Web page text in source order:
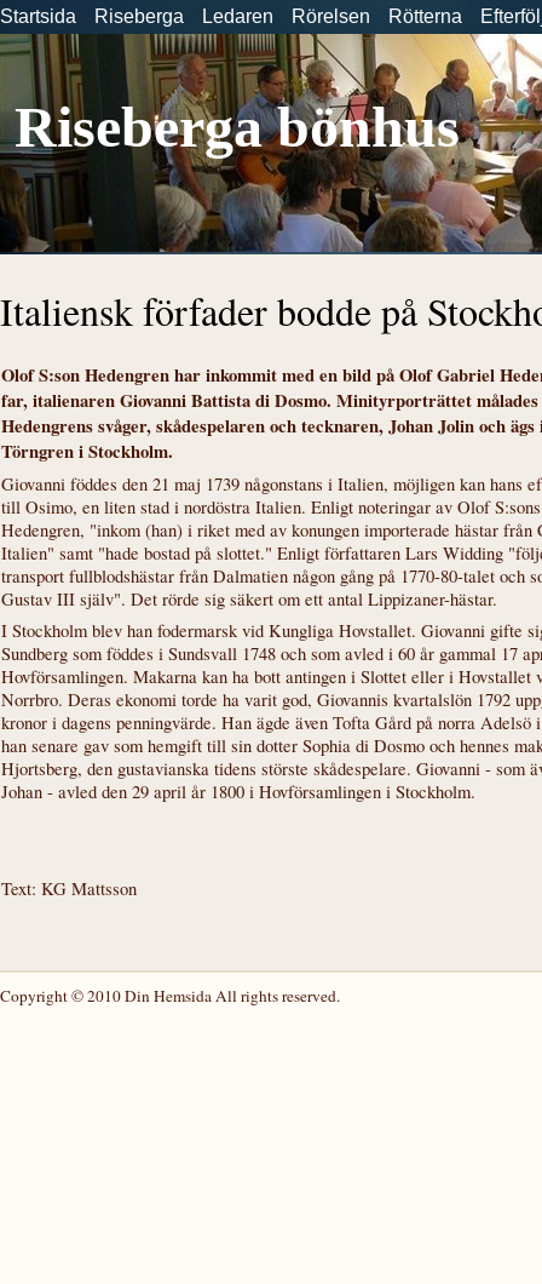
Startsida Riseberga Ledaren Rörelsen Rötterna
Riseberga bönhus
Italiensk förfader bodde på
Olof S:son Hedengren har inkommit med en bild på Olof Gabriel
far, italienaren Giovanni Battista di Dosmo. Minityrporträttet
Hedengrens svåger, skådespelaren och tecknaren, Johan Jolin och
Törngren i Stockholm.
Giovanni föddes den 21 maj 1739 någonstans i Italien, möjligen kan hans
till Osimo, en liten stad i nordöstra Italien. Enligt noteringar av Olof
Hedengren, "inkom (han) i riket med av konungen importerade hästar från
Italien" samt "hade bostad på slottet." Enligt författaren Lars Widding
transport fullblodshästar från Dalmatien någon gång på 1770-80-talet och
Gustav III själv". Det rörde sig säkert om ett antal Lippizaner-hästar.
I Stockholm blev han fodermarsk vid Kungliga Hovstallet. Giovanni gifte
Sundberg som föddes i Sundsvall 1748 och som avled i 60 år gammal 17
Hovförsamlingen. Makarna kan ha bott antingen i Slottet eller i Hovstallet
Norrbro. Deras ekonomi torde ha varit god, Giovannis kvartalslön 1792
kronor i dagens penningvärde. Han ägde även Tofta Gård på norra
han senare gav som hemgift till sin dotter Sophia di Dosmo och hennes
Hjortsberg, den gustavianska tidens störste skådespelare. Giovanni - som
Johan - avled den 29 april år 1800 i Hovförsamlingen i Stockholm.
Text: KG Mattsson
Copyright © 2010 Din Hemsida All rights reserved.